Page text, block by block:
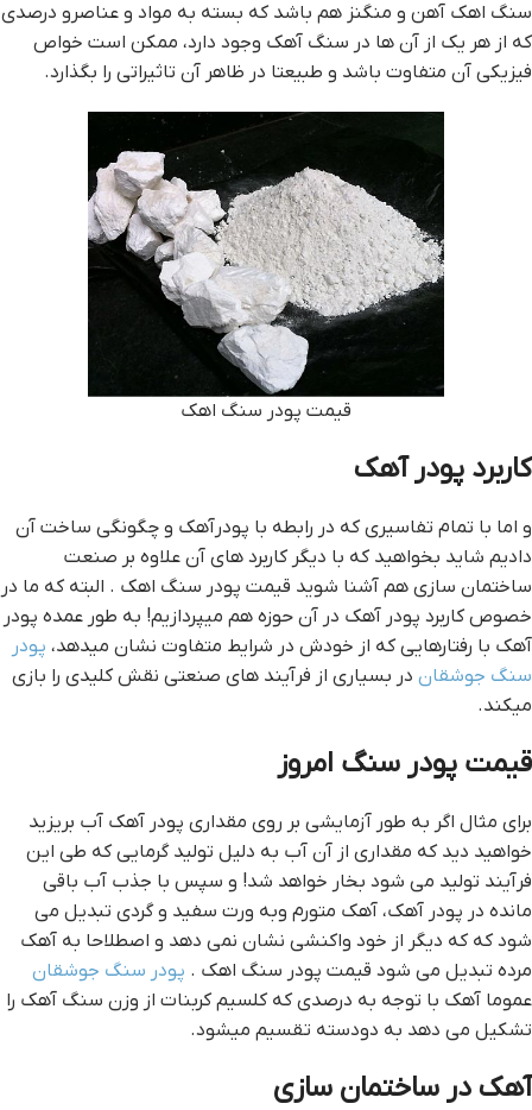
سنگ اهک آهن و منگنز هم باشد که بسته به مواد و عناصرو درصدي
که از هر يک از آن ها در سنگ آهک ‌وجود دارد، ممکن است خواص
فيزيکي آن متفاوت باشد و طبيعتا در ظاهر آن تاثيراتي را بگذارد.
قيمت پودر سنگ اهک
کاربرد پودر آهک
و اما با تمام تفاسيري که در رابطه با پودرآهک و چگونگي ساخت آن
داديم شايد بخواهيد که با ديگر کاربرد هاي آن علاوه بر صنعت
‌ساختمان سازي هم آشنا شويد قيمت پودر سنگ اهک . البته که ما در
خصوص کاربرد پودر آهک در آن حوزه هم ميپردازيم! به طور عمده پودر
آهک با رفتارهايي که از خودش در شرايط متفاوت نشان ميدهد، پودر
سنگ جوشقان در بسياري از فرآيند هاي صنعتي نقش کليدي را بازي
ميکند.
قیمت پودر سنگ امروز
براي مثال اگر به طور آزمايشي بر روي مقداري پودر آهک آب بريزيد
خواهيد ديد که مقداري از آن آب به دليل توليد گرمايي که طي اين
فرآيند توليد مي شود بخار خواهد شد! و سپس با جذب آب باقي
مانده در پودر آهک، آهک متورم وبه ورت سفيد و گردي تبديل مي
شود که که ديگر از خود واکنشي نشان نمي دهد و اصطلاحا به آهک
مرده تبديل مي شود قيمت پودر سنگ اهک . پودر سنگ جوشقان
عموما آهک با توجه به درصدي که کلسيم کربنات از وزن سنگ آهک را
تشکيل مي دهد به دودسته تقسيم ميشود.
آهک در ساختمان سازي